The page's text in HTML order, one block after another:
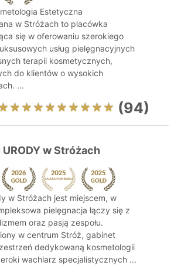
Estetyczna
w Stróżach to placówka
się w oferowaniu szerokiego
usług pielęgnacyjnych
terapii kosmetycznych,
do klientów o wysokich
...
(94)
URODY w Stróżach
w Stróżach jest miejscem, w
pielęgnacja łączy się z
oraz pasją zespołu.
w centrum Stróż, gabinet
dedykowaną kosmetologii
wachlarz specjalistycznych ...